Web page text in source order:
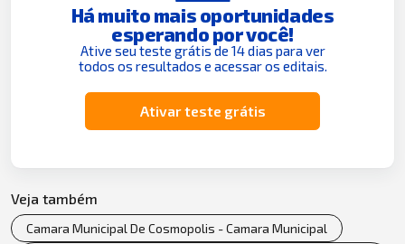
Há muito mais oportunidades
esperando por você!
Ative seu teste grátis de 14 dias para ver
todos os resultados e acessar os editais.
Ativar teste grátis
Veja também
Camara Municipal De Cosmopolis - Camara Municipal